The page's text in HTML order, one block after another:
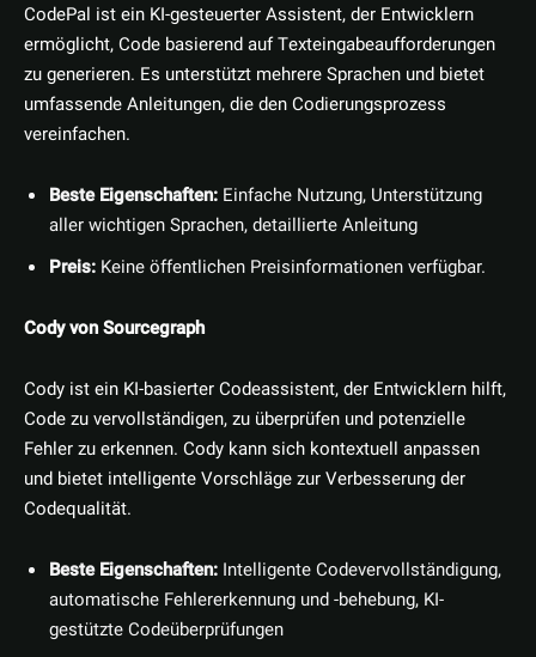
CodePal ist ein KI-gesteuerter Assistent, der Entwicklern
ermöglicht, Code basierend auf Texteingabeaufforderungen
zu generieren. Es unterstützt mehrere Sprachen und bietet
umfassende Anleitungen, die den Codierungsprozess
vereinfachen.
Beste Eigenschaften: Einfache Nutzung, Unterstützung
aller wichtigen Sprachen, detaillierte Anleitung
Preis: Keine öffentlichen Preisinformationen verfügbar.
Cody von Sourcegraph
Cody ist ein KI-basierter Codeassistent, der Entwicklern hilft,
Code zu vervollständigen, zu überprüfen und potenzielle
Fehler zu erkennen. Cody kann sich kontextuell anpassen
und bietet intelligente Vorschläge zur Verbesserung der
Codequalität.
Beste Eigenschaften: Intelligente Codevervollständigung,
automatische Fehlererkennung und -behebung, KI-
gestützte Codeüberprüfungen